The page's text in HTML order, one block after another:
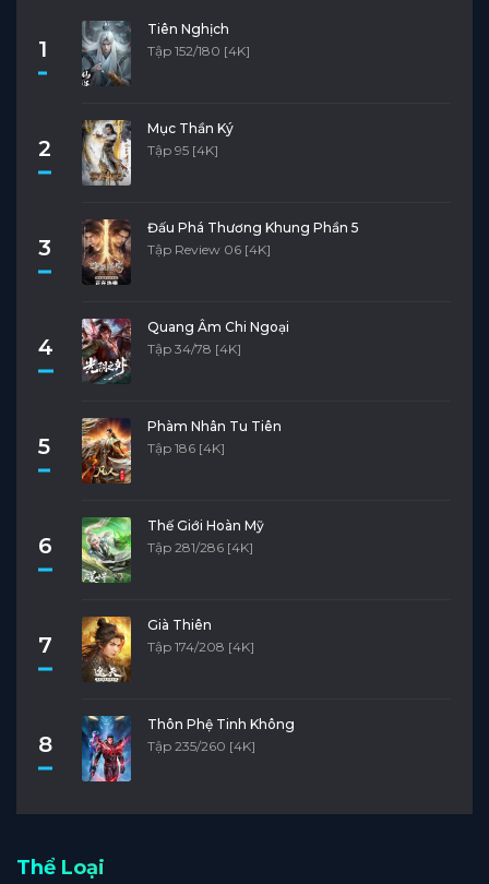
1
Tiên Nghịch
Tập 152/180 [4K]
2
Mục Thần Ký
Tập 95 [4K]
3
Đấu Phá Thương Khung Phần 5
Tập Review 06 [4K]
4
Quang Âm Chi Ngoại
Tập 34/78 [4K]
5
Phàm Nhân Tu Tiên
Tập 186 [4K]
6
Thế Giới Hoàn Mỹ
Tập 281/286 [4K]
7
Già Thiên
Tập 174/208 [4K]
8
Thôn Phệ Tinh Không
Tập 235/260 [4K]
Thể Loại